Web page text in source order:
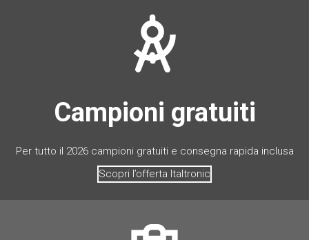
Campioni gratuiti
Per tutto il 2026 campioni gratuiti e consegna rapida inclusa
Scopri l’offerta Italtronic